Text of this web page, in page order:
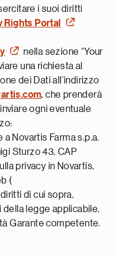
i suoi diritti
Rights Portal
nella sezione “Your
una richiesta al
dei Dati all’indirizzo
, che prenderà
ogni eventuale
a Novartis Farma s.p.a.
Sturzo 43, CAP
privacy in Novartis,
(
di cui sopra,
della legge applicabile,
Garante competente.